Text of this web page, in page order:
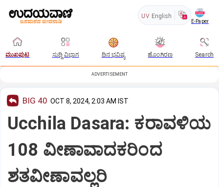
UV English
E-Paper
ಮುಖಪುಟ ಸುದ್ದಿ ವಿಭಾಗ ದಿನ ಭವಿಷ್ಯ ಹೊಂಗಿರಣ Search
ADVERTISEMENT
BIG 40 OCT 8, 2024, 2:03 AM IST
Ucchila Dasara: ಕರಾವಳಿಯ
108 ವೀಣಾವಾದಕರಿಂದ
ಶತವೀಣಾವಲ್ಲರಿ